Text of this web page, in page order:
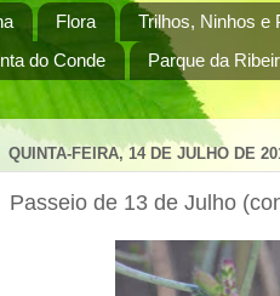
Flora Trilhos, Ninhos e
do Conde
Parque da
QUINTA-FEIRA, 14 DE JULHO DE
Passeio de 13 de Julho